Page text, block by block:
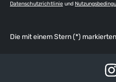
Datenschutzrichtlinie und
Die mit einem Stern (*)